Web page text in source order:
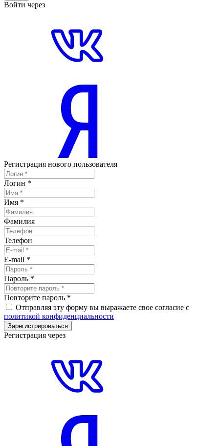
Войти через
Регистрация нового пользователя
Логин *
Имя *
Фамилия
Телефон
E-mail *
Пароль *
Повторите пароль *
Отправляя эту форму вы выражаете свое согласие с
политикой конфиденциальности
Зарегистрироваться
Регистрация через